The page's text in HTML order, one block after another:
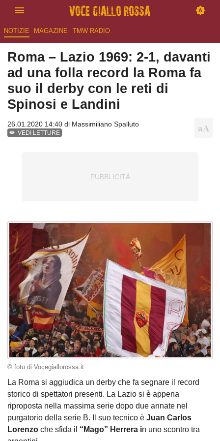
NOTIZIE MAGAZINE TMW RADIO
Roma – Lazio 1969: 2-1, davanti
ad una folla record la Roma fa
suo il derby con le reti di
Spinosi e Landini
26.01.2020 14:40 di Massimiliano Spalluto
VEDI LETTURE
© foto di Vocegiallorossa.it
La Roma si aggiudica un derby che fa segnare il record
storico di spettatori presenti. La Lazio si è appena
riproposta nella massima serie dopo due annate nel
purgatorio della serie B. Il suo tecnico è Juan Carlos
Lorenzo che sfida il “Mago” Herrera in uno scontro tra